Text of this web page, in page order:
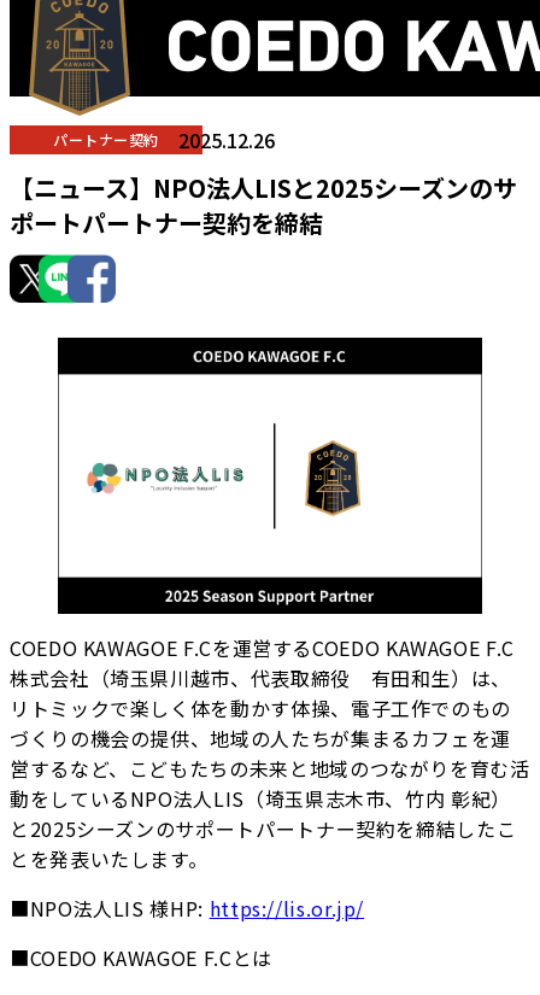
パートナー契約 2025.12.26
【ニュース】NPO法人LISと2025シーズンのサ
ポートパートナー契約を締結
COEDO KAWAGOE F.Cを運営するCOEDO KAWAGOE F.C
株式会社（埼玉県川越市、代表取締役 有田和生）は、
リトミックで楽しく体を動かす体操、電子工作でのもの
づくりの機会の提供、地域の人たちが集まるカフェを運
営するなど、こどもたちの未来と地域のつながりを育む活
動をしているNPO法人LIS（埼玉県志木市、竹内 彰紀）
と2025シーズンのサポートパートナー契約を締結したこ
とを発表いたします。
■NPO法人LIS 様HP: https://lis.or.jp/
■COEDO KAWAGOE F.Cとは